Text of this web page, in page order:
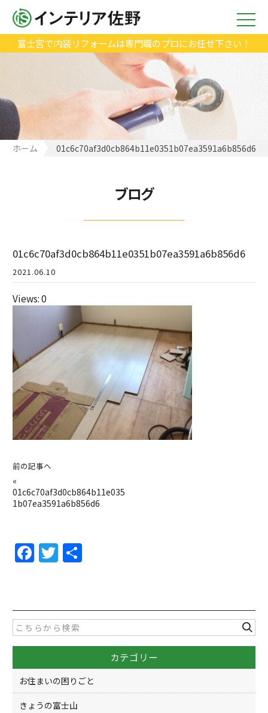
富士宮で内装リフォームは専門職のプロにお任せ下さい！
ホーム 01c6c70af3d0cb864b11e0351b07ea3591a6b856d6
ブログ
01c6c70af3d0cb864b11e0351b07ea3591a6b856d6
2021.06.10
Views: 0
前の記事へ
«
01c6c70af3d0cb864b11e035
1b07ea3591a6b856d6
F
a
e
b
o
o
k
T
w
er
カテゴリー
お住まいの困りごと
きょうの富士山